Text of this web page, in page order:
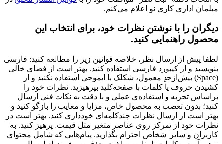
مبلمان اداری کاری نو اعلام می‌کنم.
دیگران را با نوشتن نظرات خود، برای انتخاب این
محصول راهنمایی کنید.
لطفا پیش از ارسال نظر، خلاصه قوانین زیر را مطالعه کنید: فارسی
بنویسید و از کیبورد فارسی استفاده کنید. بهتر است از فضای خالی
(Space) بیش‌از‌حدِ معمول، شکلک یا ایموجی استفاده نکنید و از
کشیدن حروف یا کلمات با صفحه‌کلید بپرهیزید. نظرات خود را
براساس تجربه و استفاده‌ی عملی و با دقت به نکات فنی ارسال
کنید؛ بدون تعصب به محصول خاص، مزایا و معایب را بازگو کنید و
بهتر است از ارسال نظرات چندکلمه‌‌ای خودداری کنید. بهتر است در
نظرات خود از تمرکز روی عناصر متغیر مثل قیمت، پرهیز کنید. به
کاربران و سایر اشخاص احترام بگذارید. پیام‌هایی که شامل محتوای